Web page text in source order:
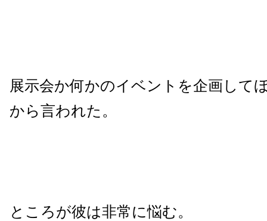
展示会か何かのイベントを企画して
から言われた。
ところが彼は非常に悩む。